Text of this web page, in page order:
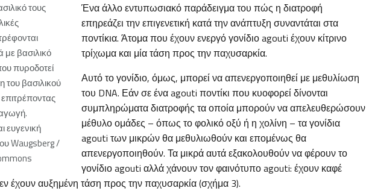
τους
με βασιλικό
πυροδοτεί
του βασιλικού
ευγενική
Waugsberg /
Ένα άλλο εντυπωσιακό παράδειγμα του πώς η διατροφή
επηρεάζει την επιγενετική κατά την ανάπτυξη συναντάται στα
ποντίκια. Άτομα που έχουν ενεργό γονίδιο agouti έχουν κίτρινο
τρίχωμα και μία τάση προς την παχυσαρκία.
Αυτό το γονίδιο, όμως, μπορεί να απενεργοποιηθεί με μεθυλίωση
του DNA. Εάν σε ένα agouti ποντίκι που κυοφορεί δίνονται
συμπληρώματα διατροφής τα οποία μπορούν να απελευθερώσουν
μέθυλο ομάδες – όπως το φολικό οξύ ή η χολίνη – τα γονίδια
agouti των μικρών θα μεθυλιωθούν και επομένως θα
απενεργοποιηθούν. Τα μικρά αυτά εξακολουθούν να φέρουν το
γονίδιο agouti αλλά χάνουν τον φαινότυπο agouti: έχουν καφέ
έχουν αυξημένη τάση προς την παχυσαρκία (σχήμα 3).